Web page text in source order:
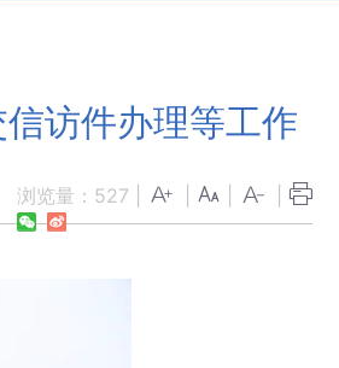
访件办理等工作
浏览量： 527